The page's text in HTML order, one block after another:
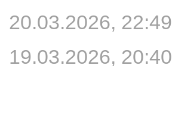
20.03.2026, 22:49
19.03.2026, 20:40